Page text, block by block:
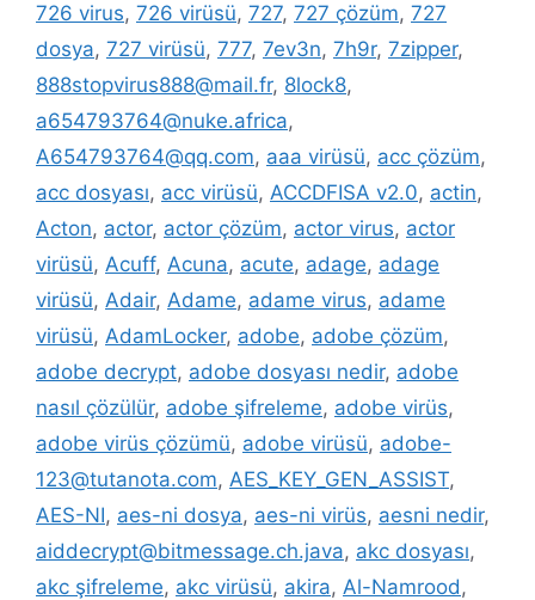
726 virus, 726 virüsü, 727, 727 çözüm, 727
dosya, 727 virüsü, 777, 7ev3n, 7h9r, 7zipper,
888stopvirus888@mail.fr, 8lock8,
a654793764@nuke.africa,
A654793764@qq.com, aaa virüsü, acc çözüm,
acc dosyası, acc virüsü, ACCDFISA v2.0, actin,
Acton, actor, actor çözüm, actor virus, actor
virüsü, Acuff, Acuna, acute, adage, adage
virüsü, Adair, Adame, adame virus, adame
virüsü, AdamLocker, adobe, adobe çözüm,
adobe decrypt, adobe dosyası nedir, adobe
nasıl çözülür, adobe şifreleme, adobe virüs,
adobe virüs çözümü, adobe virüsü, adobe-
123@tutanota.com, AES_KEY_GEN_ASSIST,
AES-NI, aes-ni dosya, aes-ni virüs, aesni nedir,
aiddecrypt@bitmessage.ch.java, akc dosyası,
akc şifreleme, akc virüsü, akira, Al-Namrood,